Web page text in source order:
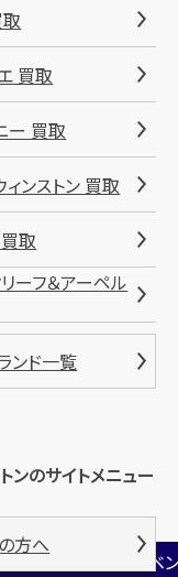
期間限定買取イベ
買取
ー 買取
ィンストン 買取
取
ーフ＆アーペル
ンド一覧
ンのサイトメニュー
方へ